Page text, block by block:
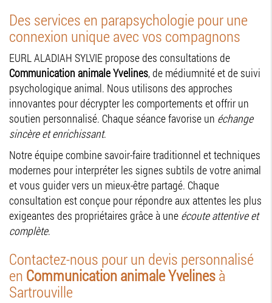
Des services en parapsychologie pour une
connexion unique avec vos compagnons
EURL ALADIAH SYLVIE propose des consultations de
Communication animale Yvelines, de médiumnité et de suivi
psychologique animal. Nous utilisons des approches
innovantes pour décrypter les comportements et offrir un
soutien personnalisé. Chaque séance favorise un échange
sincère et enrichissant.
Notre équipe combine savoir-faire traditionnel et techniques
modernes pour interpréter les signes subtils de votre animal
et vous guider vers un mieux-être partagé. Chaque
consultation est conçue pour répondre aux attentes les plus
exigeantes des propriétaires grâce à une écoute attentive et
complète.
Contactez-nous pour un devis personnalisé
en Communication animale Yvelinesà
Sartrouville